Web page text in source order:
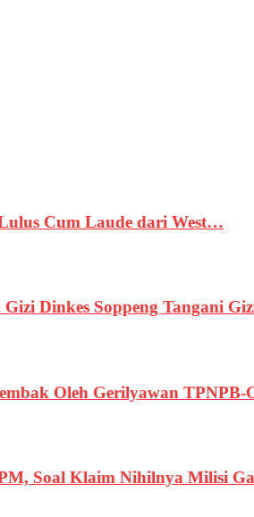
Cum Laude dari West…
Dinkes Soppeng Tangani
Oleh Gerilyawan TPNPB-
Soal Klaim Nihilnya Milisi